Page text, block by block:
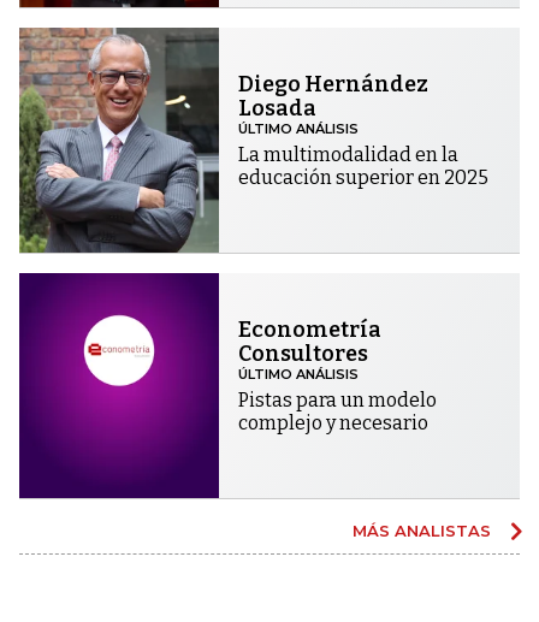
Diego Hernández
Losada
ÚLTIMO ANÁLISIS
La multimodalidad en la
educación superior en 2025
Econometría
Consultores
ÚLTIMO ANÁLISIS
Pistas para un modelo
complejo y necesario
MÁS ANALISTAS